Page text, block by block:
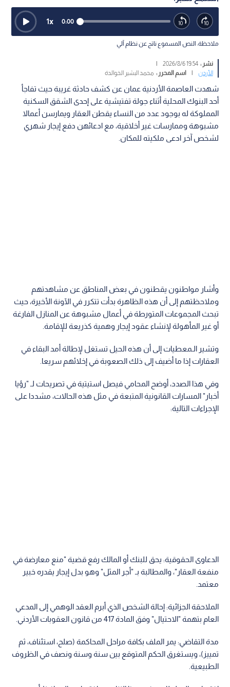
0:00
1x
ملاحظة: النص المسموع ناتج عن نظام آلي
نشر :19:54 2026/8/6
|
الأردن
| اسم المحرر : محمد البشير الخوالدة
شهدت العاصمة الأردنية عمان عن كشف حادثة غريبة حيث تفاجأ
أحد البنوك المحلية أثناء جولة تفتيشية على إحدى الشقق السكنية
المملوكة له بوجود عدد من النساء يقطن العقار ويمارسن أعمالا
مشبوهة وممارسات غير أخلاقية، مع ادعائهن دفع إيجار شهري
لشخص آخر ادعى ملكيته للمكان.
وأشار مواطنون يقطنون في بعض المناطق عن مشاهدتهم
وملاحظتهم إلى أن هذه الظاهرة بدأت تتكرر في الآونة الأخيرة، حيث
تبحث المجموعات المتورطة في أعمال مشبوهة عن المنازل الفارغة
أو غير المأهولة لإنشاء عقود إيجار وهمية كذريعة للإقامة.
وتشير الـمعطيات إلى أن هذه الحيل تستغل لإطالة أمد البقاء في
العقارات إذا ما أضيف إلى ذلك الصعوبة في إخلائهم سريعا.
وفي هذا الصدد، أوضح المحامي فيصل استيتية في تصريحات لـ "رؤيا
أخبار" المسارات القانونية المتبعة في مثل هذه الحالات، مشددا على
الإجراءات التالية:
الدعاوى الحقوقية: يحق للبنك أو المالك رفع قضية "منع معارضة في
منفعة العقار"، والمطالبة بـ "أجر المثل" وهو بدل إيجار يقدره خبير
معتمد.
الملاحقة الجزائية: إحالة الشخص الذي أبرم العقد الوهمي إلى المدعي
العام بتهمة "الاحتيال" وفق المادة 417 من قانون العقوبات الأردني.
مدة التقاضي: يمر الملف بكافة مراحل المحاكمة (صلح، استئناف، ثم
تمييز)، ويستغرق الحكم المتوقع بين سنة وسنة ونصف في الظروف
الطبيعية.